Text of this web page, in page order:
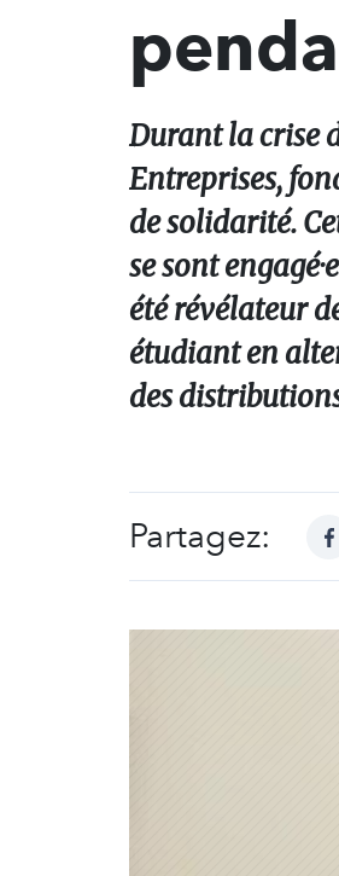
Durant la crise
Entreprises,
de solidarité.
se sont
été révélateur
étudiant en
des
Partagez: